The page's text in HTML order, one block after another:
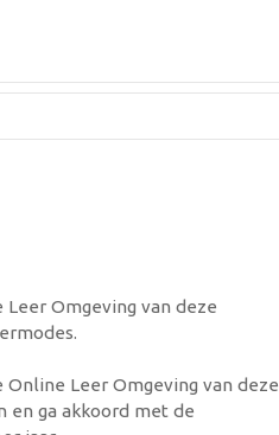
Omgeving van deze
Online Leer Omgeving van deze
en ga akkoord met de